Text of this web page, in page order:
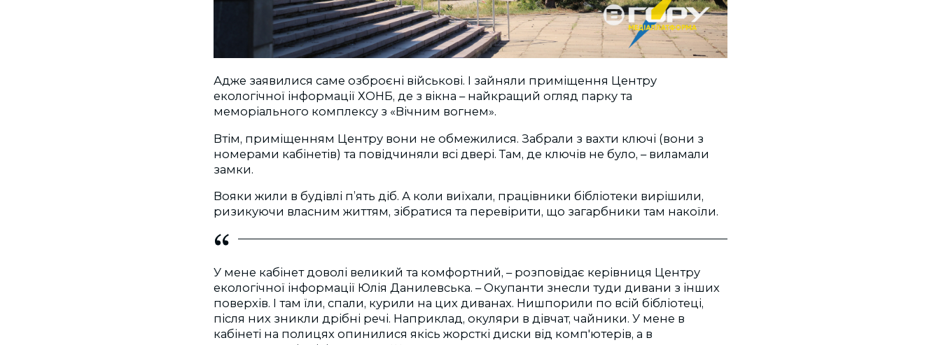
Адже заявилися саме озброєні військові. І зайняли приміщення Центру
екологічної інформації ХОНБ, де з вікна – найкращий огляд парку та
меморіального комплексу з «Вічним вогнем».
Втім, приміщенням Центру вони не обмежилися. Забрали з вахти ключі (вони з
номерами кабінетів) та повідчиняли всі двері. Там, де ключів не було, – виламали
замки.
Вояки жили в будівлі п’ять діб. А коли виїхали, працівники бібліотеки вирішили,
ризикуючи власним життям, зібратися та перевірити, що загарбники там накоїли.
У мене кабінет доволі великий та комфортний, – розповідає керівниця Центру
екологічної інформації Юлія Данилевська. – Окупанти знесли туди дивани з інших
поверхів. І там їли, спали, курили на цих диванах. Нишпорили по всій бібліотеці,
після них зникли дрібні речі. Наприклад, окуляри в дівчат, чайники. У мене в
кабінеті на полицях опинилися якісь жорсткі диски від комп'ютерів, а в